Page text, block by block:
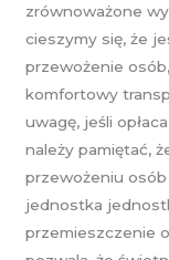
zrównoważone
cieszymy się, że
przewożenie
komfortowy
uwagę, jeśli
należy pamiętać,
przewożeniu
jednostka
przemieszczenie